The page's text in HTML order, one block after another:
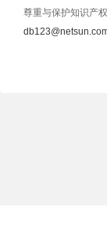
尊重与保护知识产